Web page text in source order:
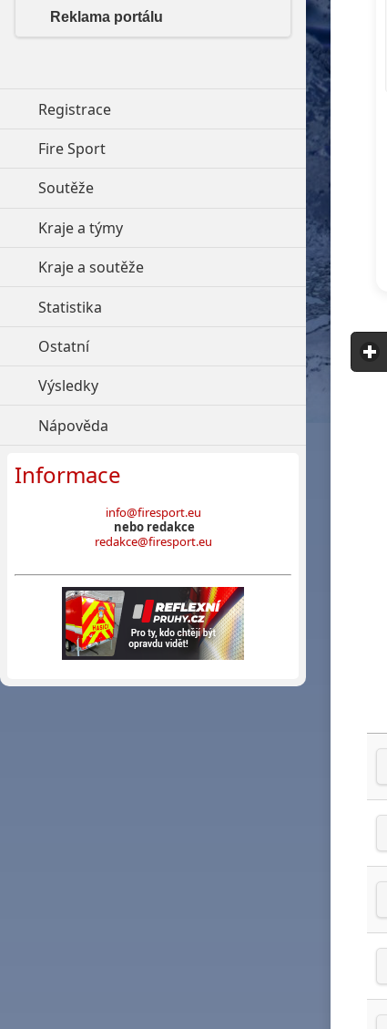
Reklama portálu
Registrace
Fire Sport
Soutěže
Kraje a týmy
Kraje a soutěže click to expand contents
Statistika
Ostatníclick to expand contents
Výsledky
Nápověda
Informace
info@firesport.eu
nebo redakce
redakce@firesport.eu